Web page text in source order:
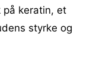
på keratin, et
styrke og